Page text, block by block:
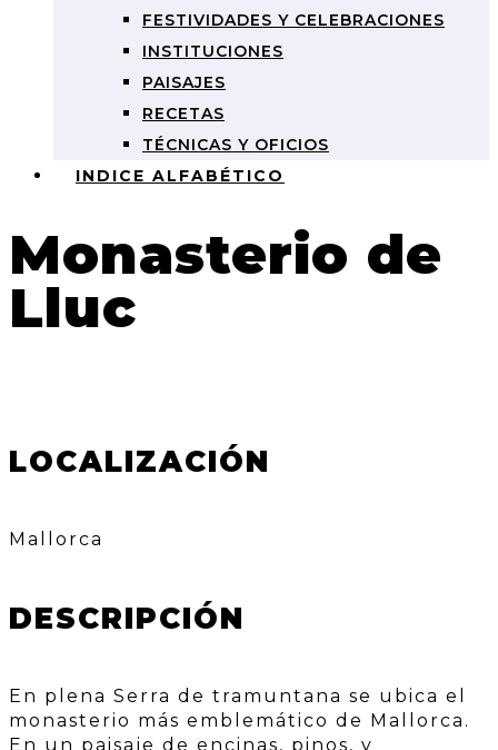
FESTIVIDADES Y CELEBRACIONES
INSTITUCIONES
PAISAJES
RECETAS
TÉCNICAS Y OFICIOS
INDICE ALFABÉTICO
Monasterio de
Lluc
LOCALIZACIÓN
Mallorca
DESCRIPCIÓN
En plena Serra de tramuntana se ubica el
monasterio más emblemático de Mallorca.
En un paisaje de encinas, pinos, y